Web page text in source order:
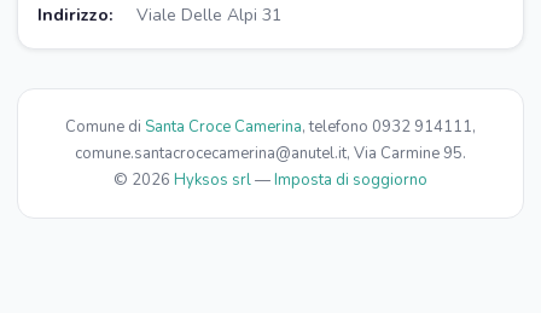
Indirizzo: Viale Delle Alpi 31
Comune di Santa Croce Camerina, telefono 0932 914111,
comune.santacrocecamerina@anutel.it, Via Carmine 95.
© 2026 Hyksos srl—Imposta di soggiorno